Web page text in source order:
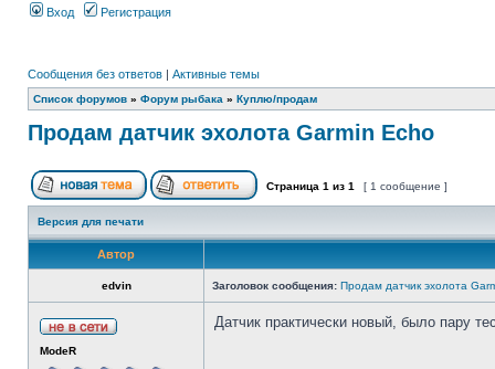
Вход Регистрация
Сообщения без ответов | Активные темы
Список форумов » Форум рыбака » Куплю/продам
Продам датчик эхолота Garmin Echo
Страница 1 из 1 [ 1 сообщение ]
Версия для печати
Автор
edvin Заголовок сообщения: Продам датчик эхолота
ModeR
Датчик практически новый, было пару